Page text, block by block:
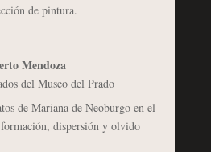
de pintura.
Mendoza
del Museo del Prado
de Mariana de Neoburgo en el
dispersión y olvido